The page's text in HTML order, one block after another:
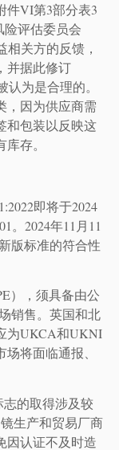
件VI第3部分表3
评估委员会
相关方的反馈，
并据此修订
认为是合理的。
，因为供应商需
和包装以反映这
存。
即将于2024
。2024年11月11
版标准的符合性
），须具备由公
销售。英国和北
为UKCA和UKNI
将面临通报、
的取得涉及较
生产和贸易厂商
因认证不及时造